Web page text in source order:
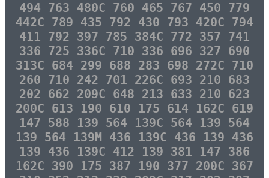
494 763 480C 760 465 767 450 779
442C 789 435 792 430 793 420C 794
411 792 397 785 384C 772 357 741
336 725 336C 710 336 696 327 690
313C 684 299 688 283 698 272C 710
260 710 242 701 226C 693 210 683
202 662 209C 648 213 633 210 623
200C 613 190 610 175 614 162C 619
147 588 139 564 139C 564 139 564
139 564 139M 436 139C 436 139 436
139 436 139C 412 139 381 147 386
162C 390 175 387 190 377 200C 367